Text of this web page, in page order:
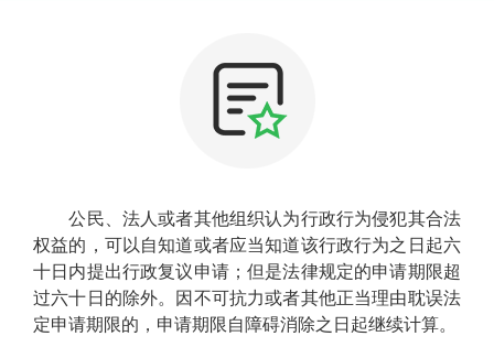
公民、法人或者其他组织认为行政行为侵犯其合法
权益的，可以自知道或者应当知道该行政行为之日起六
十日内提出行政复议申请；但是法律规定的申请期限超
过六十日的除外。因不可抗力或者其他正当理由耽误法
定申请期限的，申请期限自障碍消除之日起继续计算。